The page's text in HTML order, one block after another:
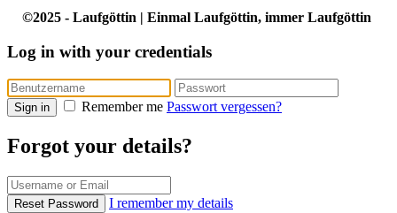
©2025 - Laufgöttin | Einmal Laufgöttin, immer Laufgöttin
Log in with your credentials
Sign in Remember me Passwort vergessen?
Forgot your details?
Reset Password I remember my details